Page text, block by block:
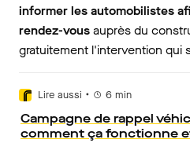
informer les automobilistes
rendez-vousauprès du
gratuitement l'intervention qui
Lire aussi • 6 min
Campagne de rappel
comment ça fonctionne